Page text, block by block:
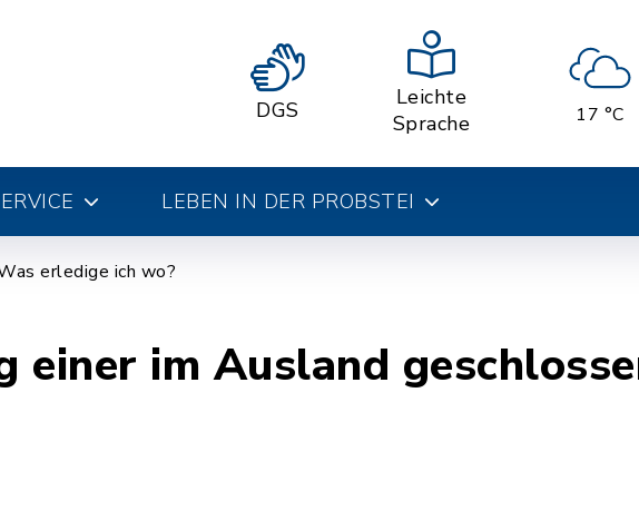
DGS
Leichte
Sprache
17 °C
LEBEN IN DER PROBSTEI
erledige ich wo?
einer im Ausland